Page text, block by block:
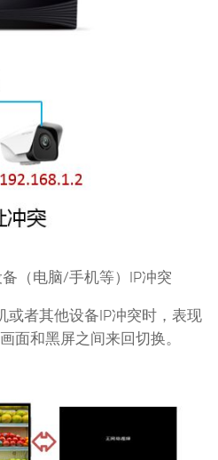
（电脑/手机等）IP冲突
者其他设备IP冲突时，表现
面和黑屏之间来回切换。